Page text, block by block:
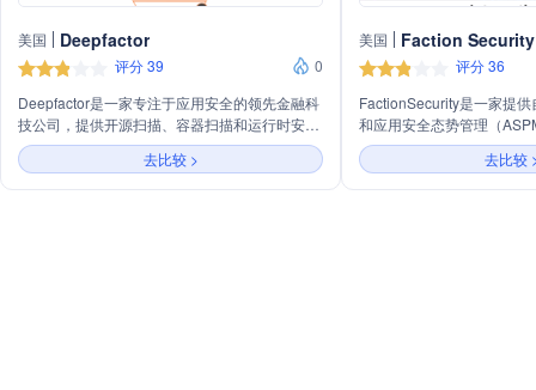
美国 Deepfactor
评分 39
0
Deepfactor是一家专注于应用安全的领先金融科
技公司，提供开源扫描、容器扫描和运行时安全
的集成解决方案，帮助企业简化和加强应用安
全。
去比较 >
美国 Faction Security
评分 36
FactionSecurity是一家提
和应用安全态势管理（
司。主营业务包括自动化
扩展性、评估管理、漏洞
等。公司提供开源SaaS服
去比较